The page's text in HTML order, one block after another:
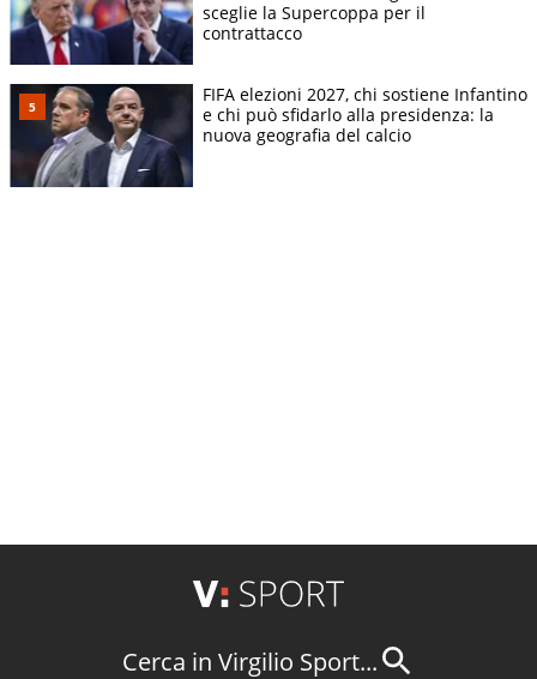
sceglie la Supercoppa per il
contrattacco
FIFA elezioni 2027, chi sostiene Infantino
e chi può sfidarlo alla presidenza: la
nuova geografia del calcio
Cerca in Virgilio Sport...